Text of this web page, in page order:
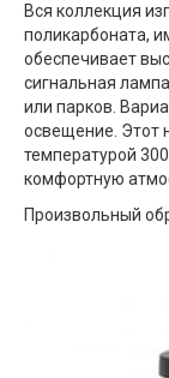
Вся коллекция
поликарбоната,
обеспечивает
сигнальная
или парков.
освещение. Этот
температурой
комфортную
Произвольный